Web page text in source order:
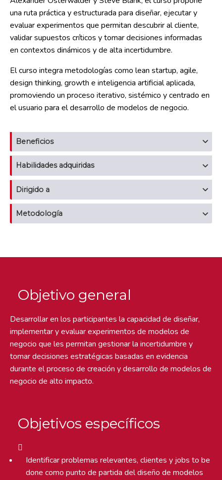
una ruta práctica y estructurada para diseñar, ejecutar y
evaluar experimentos que permitan descubrir al cliente,
validar supuestos críticos y tomar decisiones informadas
en contextos dinámicos y de alta incertidumbre.
El curso integra metodologías como lean startup, agile,
design thinking, growth e inteligencia artificial aplicada,
promoviendo un proceso iterativo, sistémico y centrado en
el usuario para el desarrollo de modelos de negocio.
Beneficios
Habilidades adquiridas
Dirigido a
Metodología
Objetivo general
Desarrollar en los participantes la capacidad de diseñar,
implementar y evaluar experimentos de modelos de
negocio que les permitan gestionar la incertidumbre y
tomar decisiones estratégicas basadas en evidencia
durante el proceso de creación y desarrollo de modelos de
negocio de alto impacto.
Objetivos específicos
Identificar problemas relevantes, clientes y jobs to be
done como punto de partida del diseño de modelos